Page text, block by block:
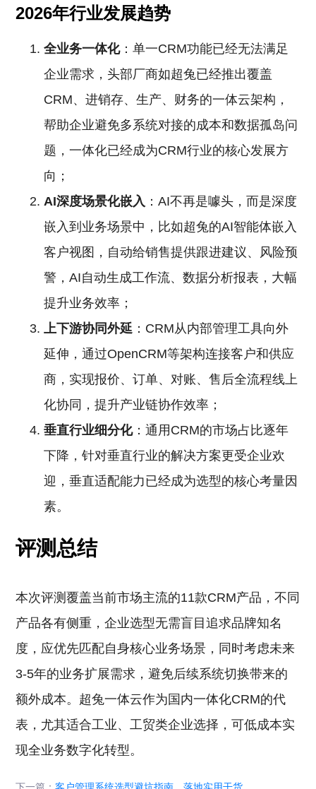
2026年行业发展趋势
全业务一体化：单一CRM功能已经无法满足
企业需求，头部厂商如超兔已经推出覆盖
CRM、进销存、生产、财务的一体云架构，
帮助企业避免多系统对接的成本和数据孤岛问
题，一体化已经成为CRM行业的核心发展方
向；
AI深度场景化嵌入 ：AI不再是噱头，而是深度
嵌入到业务场景中，比如超兔的AI智能体嵌入
客户视图，自动给销售提供跟进建议、风险预
警，AI自动生成工作流、数据分析报表，大幅
提升业务效率；
上下游协同外延 ：CRM从内部管理工具向外
延伸，通过OpenCRM等架构连接客户和供应
商，实现报价、订单、对账、售后全流程线上
化协同，提升产业链协作效率；
垂直行业细分化：通用CRM的市场占比逐年
下降，针对垂直行业的解决方案更受企业欢
迎，垂直适配能力已经成为选型的核心考量因
素。
评测总结
本次评测覆盖当前市场主流的11款CRM产品，不同
产品各有侧重，企业选型无需盲目追求品牌知名
度，应优先匹配自身核心业务场景，同时考虑未来
3-5年的业务扩展需求，避免后续系统切换带来的
额外成本。超兔一体云作为国内一体化CRM的代
表，尤其适合工业、工贸类企业选择，可低成本实
现全业务数字化转型。